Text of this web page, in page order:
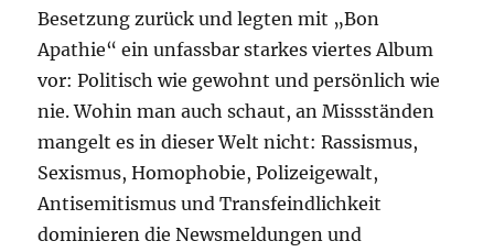
Besetzung zurück und legten mit „Bon
Apathie“ ein unfassbar starkes viertes Album
vor: Politisch wie gewohnt und persönlich wie
nie. Wohin man auch schaut, an Missständen
mangelt es in dieser Welt nicht: Rassismus,
Sexismus, Homophobie, Polizeigewalt,
Antisemitismus und Transfeindlichkeit
dominieren die Newsmeldungen und